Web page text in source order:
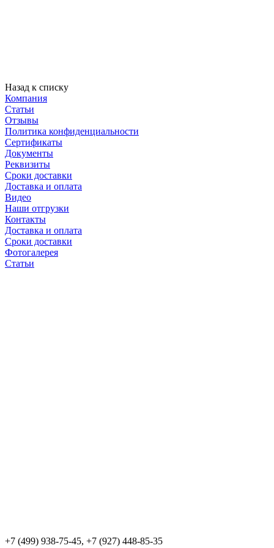
Назад к списку
Компания
Статьи
Отзывы
Политика конфиденциальности
Сертификаты
Документы
Реквизиты
Сроки доставки
Доставка и оплата
Видео
Наши отгрузки
Контакты
Доставка и оплата
Сроки доставки
Фотогалерея
Статьи
+7 (499) 938-75-45, +7 (927) 448-85-35